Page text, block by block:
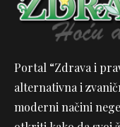
Portal “Zdrava i
alternativna i
moderni načini